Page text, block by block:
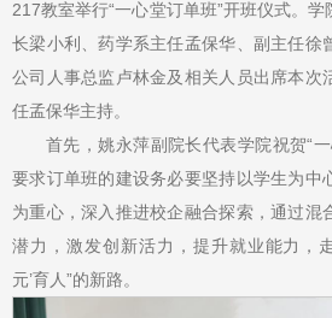
217教室举行“一心堂订单班”开班仪式。
长梁小利、药学系主任孟保华、副主任徐
公司人事总监卢林金及相关人员出席本次
任孟保华主持。
首先，姚永萍副院长代表学院祝贺“
要求订单班的建设务必要坚持以学生为中
为重心，深入推进校企融合探索，通过混
潜力，激发创新活力，提升就业能力，
元’育人”的新路。